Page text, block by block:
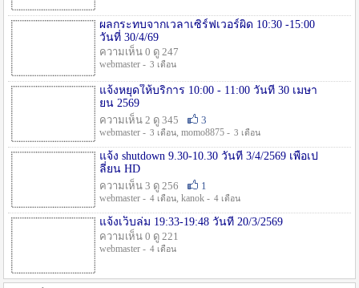
ผลกระทบจากเวลาเซิร์ฟเวอร์ผิด 10:30 -15:00
วันที่ 30/4/69
ความเห็น 0 ดู 247
webmaster - 3 เดือน
แจ้งหยุดให้บริการ 10:00 - 11:00 วันที่ 30 เมษา
ยน 2569
ความเห็น 2 ดู 345
3
webmaster - 3 เดือน, momo8875 - 3 เดือน
แจ้ง shutdown 9.30-10.30 วันที่ 3/4/2569 เพื่อเป
ลี่ยน HD
ความเห็น 3 ดู 256
1
webmaster - 4 เดือน, kanok - 4 เดือน
แจ้งเว็บล่ม 19:33-19:48 วันที่ 20/3/2569
ความเห็น 0 ดู 221
webmaster - 4 เดือน